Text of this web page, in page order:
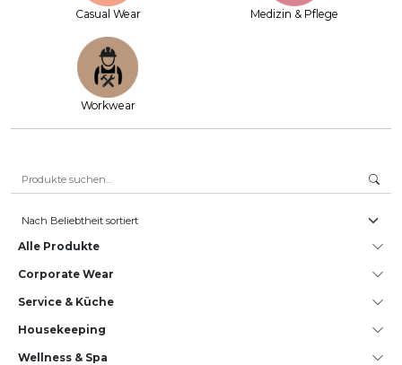
Casual Wear Medizin & Pflege
Workwear
Alle Produkte
Corporate Wear
Service & Küche
House­keeping
Wellness & Spa